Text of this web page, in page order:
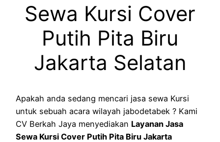
Sewa Kursi Cover
Putih Pita Biru
Jakarta Selatan
Apakah anda sedang mencari jasa sewa Kursi
untuk sebuah acara wilayah jabodetabek ? Kami
CV Berkah Jaya menyediakan Layanan Jasa
Sewa Kursi Cover Putih Pita Biru Jakarta